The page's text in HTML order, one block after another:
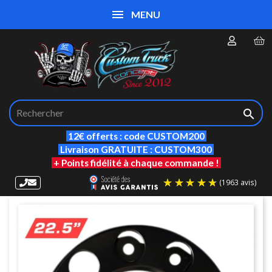

12€ offerts : code CUSTOM200
Livraison GRATUITE : CUSTOM300
+ Points fidélité à chaque commande !
MENU